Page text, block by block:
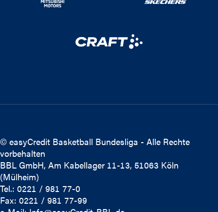
© easyCredit Basketball Bundesliga - Alle Rechte
vorbehalten
BBL GmbH, Am Kabellager 11-13, 51063 Köln
(Mülheim)
Tel.: 0221 / 981 77-0
Fax: 0221 / 981 77-99